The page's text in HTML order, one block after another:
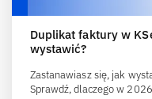
Duplikat faktury w
wystawić?
Zastanawiasz się, jak
Sprawdź, dlaczego w